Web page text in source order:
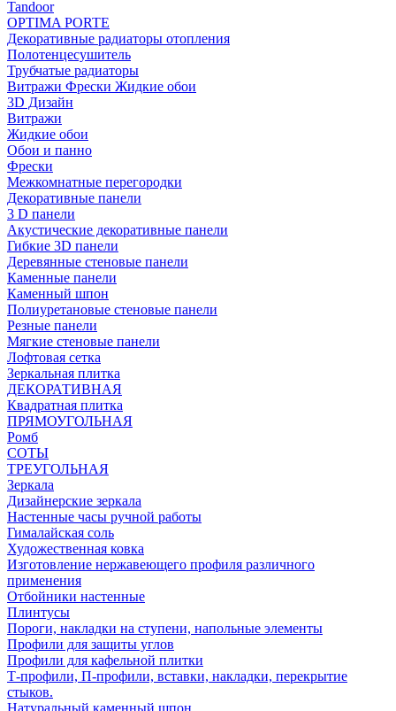
Tandoor
OPTIMA PORTE
Декоративные радиаторы отопления
Полотенцесушитель
Трубчатые радиаторы
Витражи Фрески Жидкие обои
3D Дизайн
Витражи
Жидкие обои
Обои и панно
Фрески
Межкомнатные перегородки
Декоративные панели
3 D панели
Акустические декоративные панели
Гибкие 3D панели
Деревянные стеновые панели
Каменные панели
Каменный шпон
Полиуретановые стеновые панели
Резные панели
Мягкие стеновые панели
Лофтовая сетка
Зеркальная плитка
ДЕКОРАТИВНАЯ
Квадратная плитка
ПРЯМОУГОЛЬНАЯ
Ромб
СОТЫ
ТРЕУГОЛЬНАЯ
Зеркала
Дизайнерские зеркала
Настенные часы ручной работы
Гималайская соль
Художественная ковка
Изготовление нержавеющего профиля различного
применения
Отбойники настенные
Плинтусы
Пороги, накладки на ступени, напольные элементы
Профили для защиты углов
Профили для кафельной плитки
Т-профили, П-профили, вставки, накладки, перекрытие
стыков.
Натуральный каменный шпон